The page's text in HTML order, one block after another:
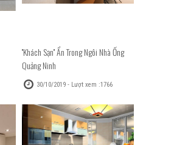
''Khách Sạn'' Ẩn Trong Ngôi Nhà Ống
Quảng Ninh
30/10/2019 - Lượt xem :1766